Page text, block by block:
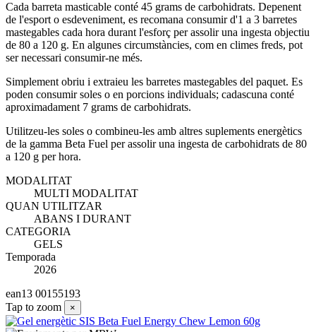
Cada barreta masticable conté 45 grams de carbohidrats. Depenent
de l'esport o esdeveniment, es recomana consumir d'1 a 3 barretes
mastegables cada hora durant l'esforç per assolir una ingesta objectiu
de 80 a 120 g. En algunes circumstàncies, com en climes freds, pot
ser necessari consumir-ne més.
Simplement obriu i extraieu les barretes mastegables del paquet. Es
poden consumir soles o en porcions individuals; cadascuna conté
aproximadament 7 grams de carbohidrats.
Utilitzeu-les soles o combineu-les amb altres suplements energètics
de la gamma Beta Fuel per assolir una ingesta de carbohidrats de 80
a 120 g per hora.
MODALITAT
MULTI MODALITAT
QUAN UTILITZAR
ABANS I DURANT
CATEGORIA
GELS
Temporada
2026
ean13 00155193
Tap to zoom
×